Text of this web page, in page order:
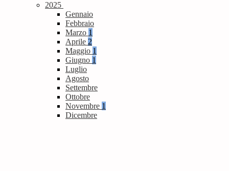
2025
Gennaio
Febbraio
Marzo 1
Aprile 2
Maggio 1
Giugno 1
Luglio
Agosto
Settembre
Ottobre
Novembre 1
Dicembre